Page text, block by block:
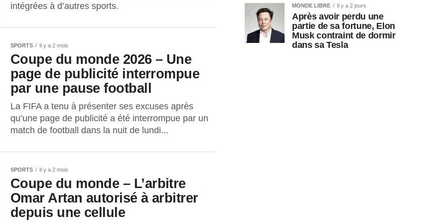
intégrées à d’autres sports.
SPORTS Il y a 2 mois
Coupe du monde 2026 – Une
page de publicité interrompue
par une pause football
La FIFA a tenu à présenter ses excuses après
qu’une page de publicité a été interrompue par un
match de football dans la nuit de lundi...
SPORTS Il y a 2 mois
Coupe du monde – L’arbitre
Omar Artan autorisé à arbitrer
depuis une cellule
MONDE LIBRE Il y a 2 jours
Après avoir perdu une
partie de sa fortune, Elon
Musk contraint de dormir
dans sa Tesla